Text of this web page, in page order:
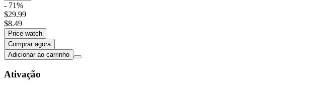
- 71%
$29.99
$8.49
Price watch
Comprar agora
Adicionar ao carrinho
Ativação